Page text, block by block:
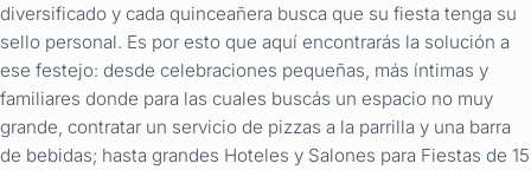
diversificado y cada quinceañera busca que su fiesta tenga su
sello personal. Es por esto que aquí encontrarás la solución a
ese festejo: desde celebraciones pequeñas, más íntimas y
familiares donde para las cuales buscás un espacio no muy
grande, contratar un servicio de pizzas a la parrilla y una barra
de bebidas; hasta grandes Hoteles y Salones para Fiestas de 15